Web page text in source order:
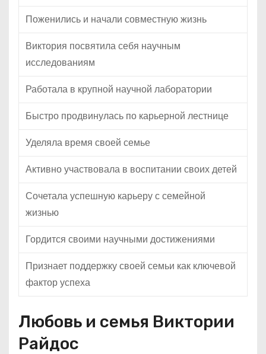
Поженились и начали совместную жизнь
Виктория посвятила себя научным
исследованиям
Работала в крупной научной лаборатории
Быстро продвинулась по карьерной лестнице
Уделяла время своей семье
Активно участвовала в воспитании своих детей
Сочетала успешную карьеру с семейной
жизнью
Гордится своими научными достижениями
Признает поддержку своей семьи как ключевой
фактор успеха
Любовь и семья Виктории
Райдос